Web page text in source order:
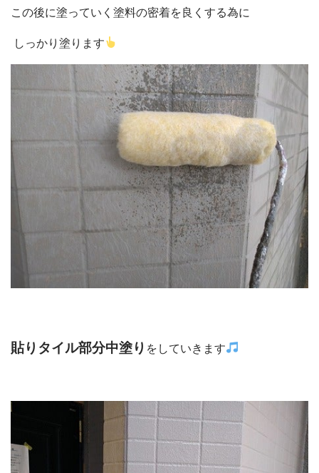
この後に塗っていく塗料の密着を良くする為に
しっかり塗ります
貼りタイル部分中塗り をしていきます